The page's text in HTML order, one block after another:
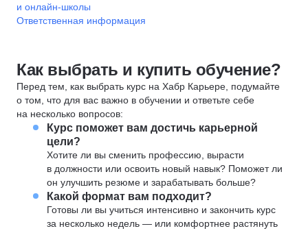
и онлайн-школы
Ответственная информация
Как выбрать и купить обучение?
Перед тем, как выбрать курс на Хабр Карьере, подумайте
о том, что для вас важно в обучении и ответьте себе
на несколько вопросов:
Курс поможет вам достичь карьерной
цели?
Хотите ли вы сменить профессию, вырасти
в должности или освоить новый навык? Поможет ли
он улучшить резюме и зарабатывать больше?
Какой формат вам подходит?
Готовы ли вы учиться интенсивно и закончить курс
за несколько недель — или комфортнее растянуть